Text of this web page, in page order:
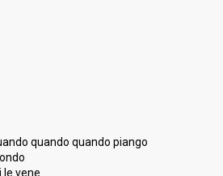
quando quando piango
le vene